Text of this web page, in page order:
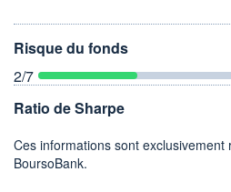
Risque du fonds
2/7
Ratio de Sharpe
Ces informations sont exclusivement
BoursoBank.